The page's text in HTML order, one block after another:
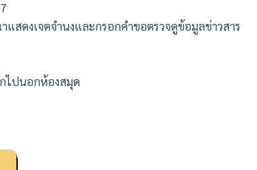
สดงเจตจำนงและกรอกคำขอตรวจดูข้อมูลข่าวสาร
ไปนอกห้องสมุด